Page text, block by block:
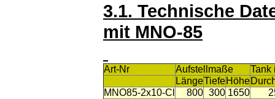
3.1. Technische
mit MNO-85
Art-Nr Aufstellmaße
Tank
LängeTiefeHöhe
MNO85-2x10-Cl
800 300 1650